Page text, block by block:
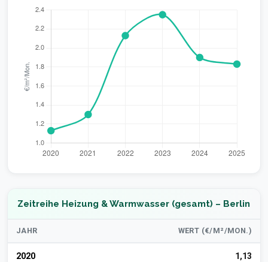
Zeitreihe Heizung & Warmwasser (gesamt) – Berlin
JAHR WERT (€/M²/MON.)
2020 1,13